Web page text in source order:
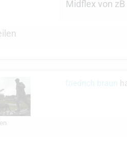
Midflex von zB
friedrich braun